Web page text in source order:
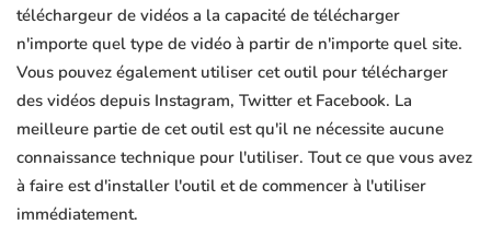
téléchargeur de vidéos a la capacité de télécharger
n'importe quel type de vidéo à partir de n'importe quel site.
Vous pouvez également utiliser cet outil pour télécharger
des vidéos depuis Instagram, Twitter et Facebook. La
meilleure partie de cet outil est qu'il ne nécessite aucune
connaissance technique pour l'utiliser. Tout ce que vous avez
à faire est d'installer l'outil et de commencer à l'utiliser
immédiatement.